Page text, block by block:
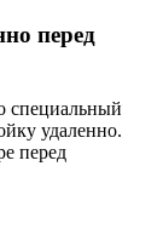
перед
специальный
удаленно.
перед